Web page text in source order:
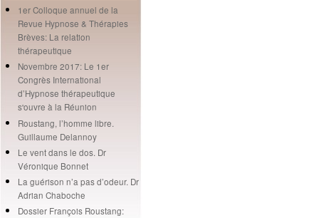
1er Colloque annuel de la
Revue Hypnose & Thérapies
Brèves: La relation
thérapeutique
Novembre 2017: Le 1er
Congrès International
d’Hypnose thérapeutique
s'ouvre à la Réunion
Roustang, l’homme libre.
Guillaume Delannoy
Le vent dans le dos. Dr
Véronique Bonnet
La guérison n’a pas d’odeur. Dr
Adrian Chaboche
Dossier François Roustang: